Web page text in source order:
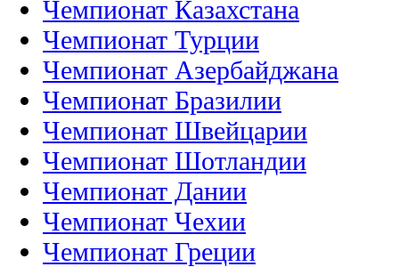
Чемпионат Казахстана
Чемпионат Турции
Чемпионат Азербайджана
Чемпионат Бразилии
Чемпионат Швейцарии
Чемпионат Шотландии
Чемпионат Дании
Чемпионат Чехии
Чемпионат Греции